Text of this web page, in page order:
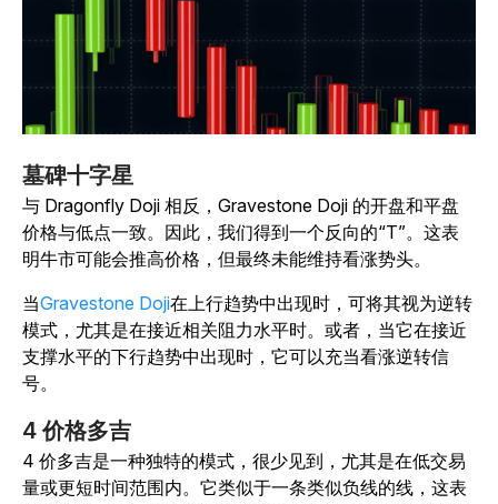
墓碑十字星
与 Dragonfly Doji 相反，Gravestone Doji 的开盘和平盘
价格与低点一致。因此，我们得到一个反向的“T”。这表
明牛市可能会推高价格，但最终未能维持看涨势头。
当Gravestone Doji在上行趋势中出现时，可将其视为逆转
模式，尤其是在接近相关阻力水平时。或者，当它在接近
支撑水平的下行趋势中出现时，它可以充当看涨逆转信
号。
4 价格多吉
4 价多吉是一种独特的模式，很少见到，尤其是在低交易
量或更短时间范围内。它类似于一条类似负线的线，这表